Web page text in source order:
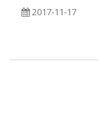
2017-11-17